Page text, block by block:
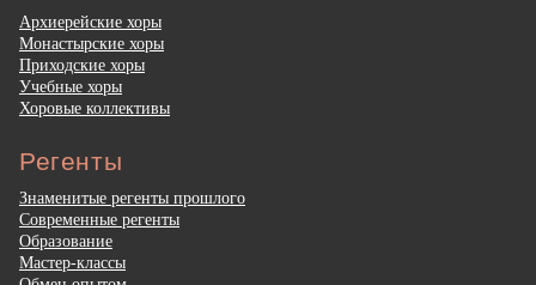
Архиерейские хоры
Монастырские хоры
Приходские хоры
Учебные хоры
Хоровые коллективы
Регенты
Знаменитые регенты прошлого
Современные регенты
Образование
Мастер-классы